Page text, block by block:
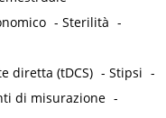
-Sterilità -
diretta (tDCS) -Stipsi -
di misurazione -